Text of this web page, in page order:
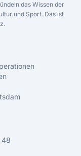
das Wissen der
und Sport. Das ist
48